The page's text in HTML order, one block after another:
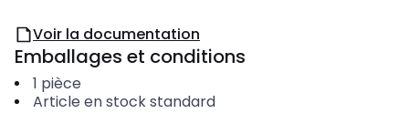
Voir la documentation
Emballages et conditions
1 pièce
Article en stock standard